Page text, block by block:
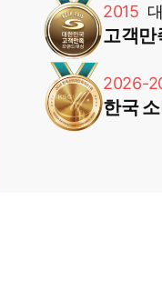
2015
고객만
2026-
한국